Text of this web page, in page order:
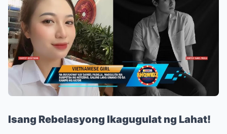
Isang Rebelasyong Ikagugulat ng Lahat!